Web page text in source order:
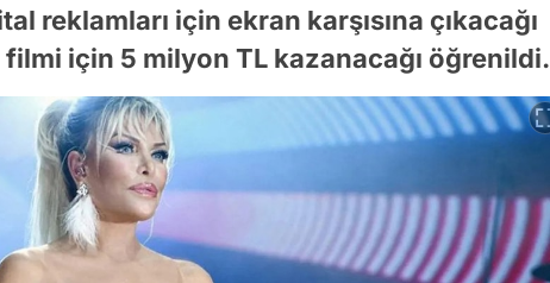
reklamları için ekran karşısına çıkacağı
için 5 milyon TL kazanacağı öğrenildi.